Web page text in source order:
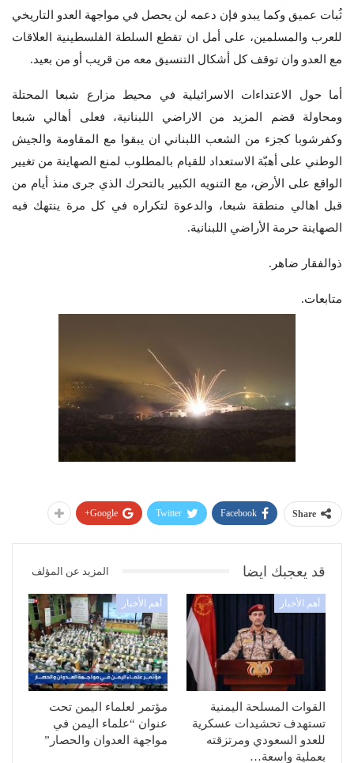
ثُبات عميق وكما يبدو فإن دعمه لن يحصل في مواجهة العدو التاريخي
للعرب والمسلمين، على أمل ان تقطع السلطة الفلسطينية العلاقات
مع العدو وان توقف كل أشكال التنسيق معه من قريب أو من بعيد.
أما حول الاعتداءات الاسرائيلية في محيط مزارع شبعا المحتلة
ومحاولة قضم المزيد من الاراضي اللبنانية، فعلى أهالي شبعا
وكفرشوبا كجزء من الشعب اللبناني ان يبقوا مع المقاومة والجيش
الوطني على أهبّة الاستعداد للقيام بالمطلوب لمنع الصهاينة من تغيير
الواقع على الأرض، مع التنويه الكبير بالتحرك الذي جرى منذ أيام من
قبل اهالي منطقة شبعا، والدعوة لتكراره في كل مرة ينتهك فيه
الصهاينة حرمة الأراضي اللبنانية.
ذوالفقار ضاهر.
متابعات.
Share
Facebook
Twitter
Google+
قد يعجبك ايضا المزيد عن المؤلف
أهم الأخبار
القوات المسلحة اليمنية
تستهدف تحشيدات عسكرية
للعدو السعودي ومرتزقته
بعملية واسعة…
أهم الأخبار
مؤتمر لعلماء اليمن تحت
عنوان “علماء اليمن في
مواجهة العدوان والحصار”